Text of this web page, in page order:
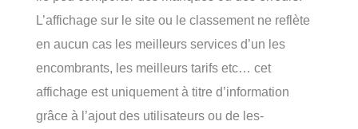
L’affichage sur le site ou le classement ne reflète
en aucun cas les meilleurs services d’un les
encombrants, les meilleurs tarifs etc… cet
affichage est uniquement à titre d’information
grâce à l’ajout des utilisateurs ou de les-